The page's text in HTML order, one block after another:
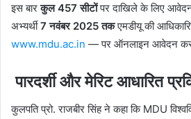
इस बारकुल 457 सीटोंपर दाखिले के लिए
अभ्यर्थी7 नवंबर 2025 तकएमडीयू की
www.mdu.ac.in — पर ऑनलाइन आवेदन
पारदर्शी और मेरिट आधारित
कुलपति प्रो. राजबीर सिंह ने कहा कि MDU